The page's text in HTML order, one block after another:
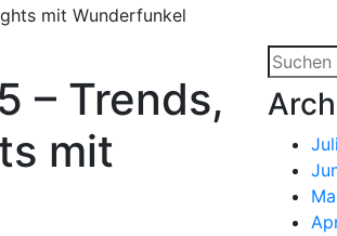
mit Wunderfunkel
– Trends,
mit
Suchen
nach: